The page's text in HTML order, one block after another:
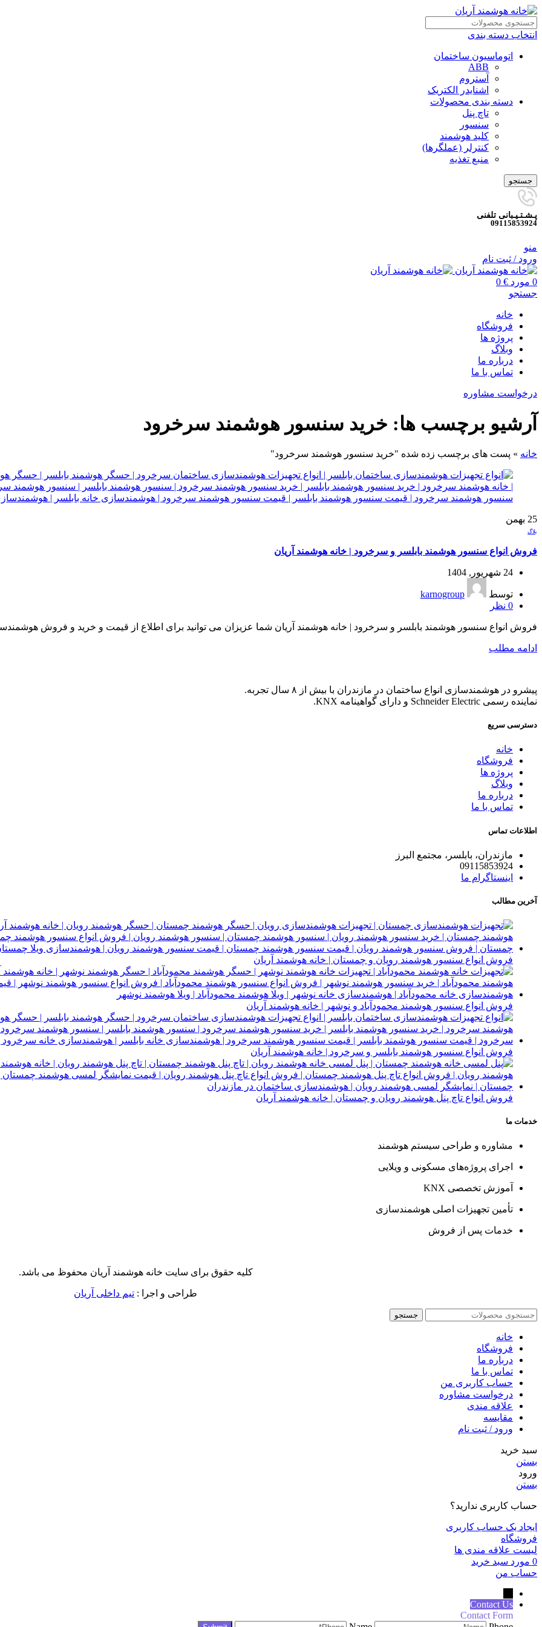
انتخاب دسته بندی
اتوماسیون ساختمان
ABB
آستروم
اشنایدر الکتریک
دسته بندی محصولات
تاچ پنل
سنسور
کلید هوشمند
کنترلر (عملگرها)
منبع تغذیه
جستجو
پـشـتـیـبانی تلفنی
09115853924
منو
ورود / ثبت نام
0 مورد 0 €
جستجو
خانه
فروشگاه
پروژه ها
وبلاگ
درباره ما
تماس با ما
درخواست مشاوره
آرشیو برچسب ها: خرید سنسور هوشمند سرخرود
خانه » پست های برچسب زده شده "خرید سنسور هوشمند سرخرود"
25 بهمن
بلاگ
فروش انواع سنسور هوشمند بابلسر و سرخرود | خانه هوشمند آریان
24 شهریور, 1404
توسط
karnogroup
0 نظر
فروش انواع سنسور هوشمند بابلسر و سرخرود | خانه هوشمند آریان شما عزیزان می توانید برای اطلاع از قیمت و خرید و فروش
ادامه مطلب
پیشرو در هوشمندسازی انواع ساختمان در مازندران با بیش از ۸ سال تجربه.
نماینده رسمی Schneider Electric و دارای گواهینامه KNX.
دسترسی سریع
خانه
فروشگاه
پروژه ها
وبلاگ
درباره ما
تماس با ما
اطلاعات تماس
مازندران، بابلسر، مجتمع البرز
09115853924
اینستاگرام ما
آخرین مطالب
فروش انواع سنسور هوشمند رویان و چمستان | خانه هوشمند آریان
فروش انواع سنسور هوشمند محمودآباد و نوشهر | خانه هوشمند آریان
فروش انواع سنسور هوشمند بابلسر و سرخرود | خانه هوشمند آریان
فروش انواع تاچ پنل هوشمند رویان و چمستان | خانه هوشمند آریان
خدمات ما
مشاوره و طراحی سیستم هوشمند
اجرای پروژه‌های مسکونی و ویلایی
آموزش تخصصی KNX
تأمین تجهیزات اصلی هوشمندسازی
خدمات پس از فروش
کلیه حقوق برای سایت خانه هوشمند آریان محفوظ می باشد.
طراحی و اجرا : تیم داخلی آریان
جستجو
خانه
فروشگاه
درباره ما
تماس با ما
حساب کاربری من
درخواست مشاوره
علاقه مندی
مقايسه
ورود / ثبت نام
سبد خرید
بستن
ورود
بستن
حساب کاربری ندارید؟
ایجاد یک حساب کاربری
فروشگاه
لیست علاقه مندی ها
0 مورد سبد خرید
حساب من
Contact Us
Contact Form